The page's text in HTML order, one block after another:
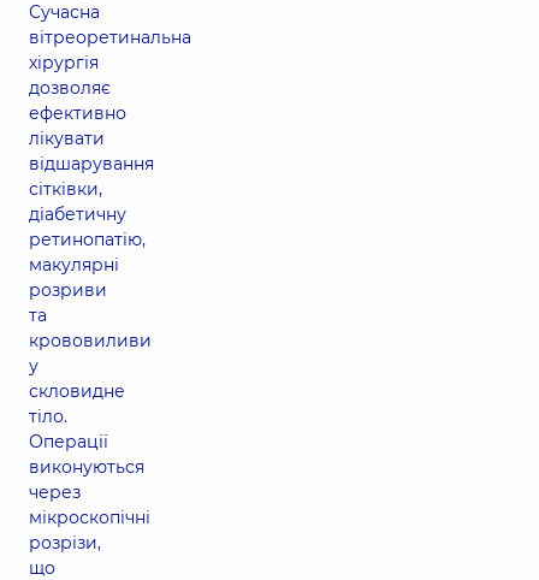
Сучасна
вітреоретинальна
хірургія
дозволяє
ефективно
лікувати
відшарування
сітківки,
діабетичну
ретинопатію,
макулярні
розриви
та
крововиливи
у
скловидне
тіло.
Операції
виконуються
через
мікроскопічні
розрізи,
що